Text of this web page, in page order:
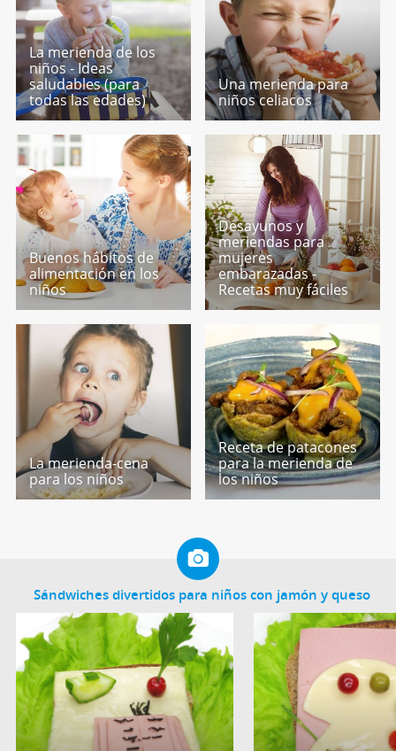
La merienda de los
niños - Ideas
saludables (para
todas las edades)
Una merienda para
niños celiacos
Buenos hábitos de
alimentación en los
niños
Desayunos y
meriendas para
mujeres
embarazadas -
Recetas muy fáciles
La merienda-cena
para los niños
Receta de patacones
para la merienda de
los niños
Sándwiches divertidos para niños con jamón y queso